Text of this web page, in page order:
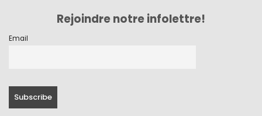
novembre 2019
juin 2019
mai 2019
Rejoindre notre infolettre!
Email